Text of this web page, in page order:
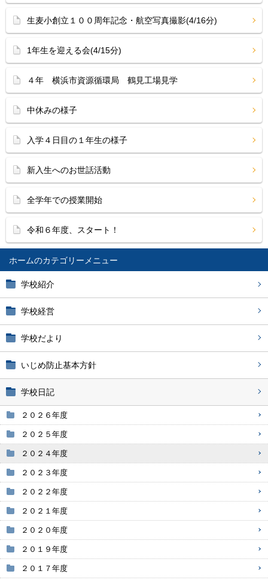
ホーム
学校紹介
学校経営
学校だより
いじめ防止基本方針
学校日記
２０２６年度
２０２５年度
２０２４年度
２０２３年度
２０２２年度
２０２１年度
２０２０年度
２０１９年度
２０１７年度
生麦小創立１００周年記念・航空写真撮影(4/16分)
1年生を迎える会(4/15分)
４年 横浜市資源循環局 鶴見工場見学
中休みの様子
入学４日目の１年生の様子
新入生へのお世話活動
全学年での授業開始
令和６年度、スタート！